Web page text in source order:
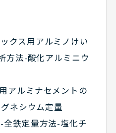
クス用アルミノけい
方法-酸化アルミニウ
アルミナセメントの
ネシウム定量
全鉄定量方法-塩化チ